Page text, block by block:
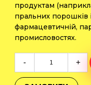
продуктам
пральних порошків
фармацевтичній,
промисловостях.
-
кремнію
+